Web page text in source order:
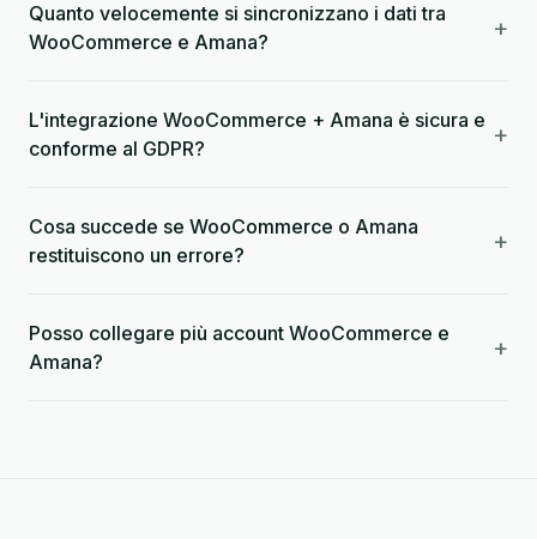
Quanto velocemente si sincronizzano i dati tra
WooCommerce e Amana?
+
L'integrazione WooCommerce + Amana è sicura e
conforme al GDPR?
+
Cosa succede se WooCommerce o Amana
restituiscono un errore?
+
Posso collegare più account WooCommerce e
Amana?
+